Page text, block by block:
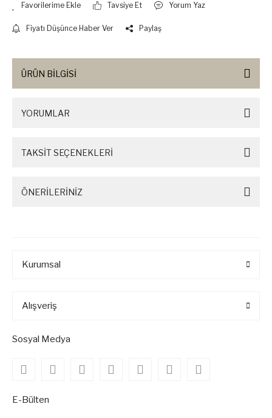
Tavsiye Et Yorum Yaz
Fiyatı Düşünce Haber Ver Paylaş
ÜRÜN BİLGİSİ
YORUMLAR
TAKSİT SEÇENEKLERİ
ÖNERİLERİNİZ
Kurumsal
Alışveriş
Sosyal Medya
E-Bülten